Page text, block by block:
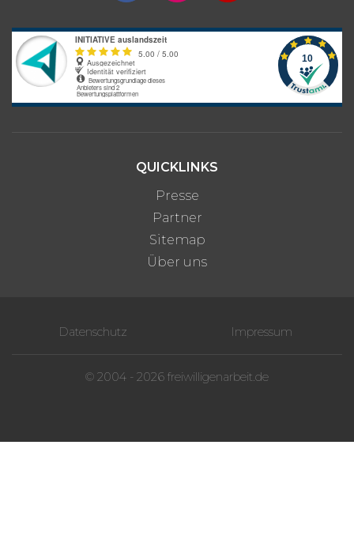
QUICKLINKS
Presse
Partner
Sitemap
Über uns
Datenschutz Impressum
© 2004 - 2026 freiwilligenarbeit.de